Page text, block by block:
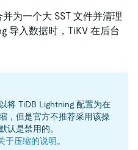
为一个大 SST 文件并清理
导入数据时，TiKV 在后台
将 TiDB Lightning 配置为在
，但是官方不推荐采用该操
认是禁用的。
于压缩的说明 。